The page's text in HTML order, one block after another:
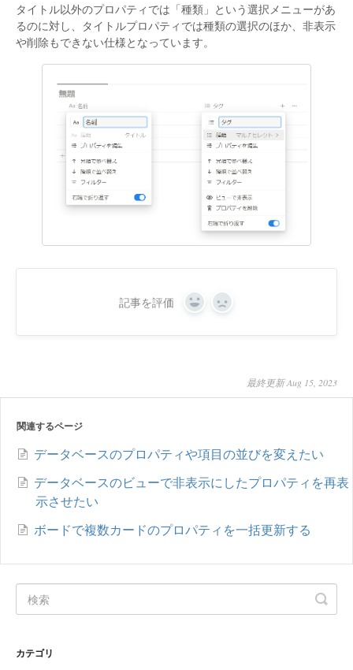
タイトル以外のプロパティでは「種類」という選択メニューがあ
るのに対し、タイトルプロパティでは種類の選択のほか、非表示
や削除もできない仕様となっています。
記事を評価 Yes No
最終更新 Aug 15, 2023
関連するページ
データベースのプロパティや項目の並びを変えたい
データベースのビューで非表示にしたプロパティを再表
示させたい
ボードで複数カードのプロパティを一括更新する
カテゴリ